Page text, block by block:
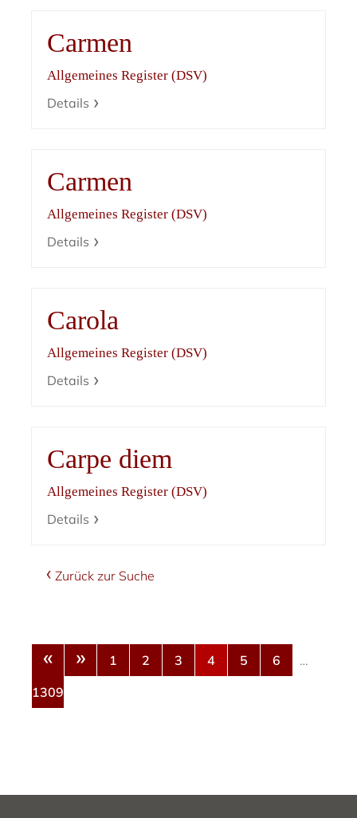
Carmen
Allgemeines Register (DSV)
Details
Carmen
Allgemeines Register (DSV)
Details
Carola
Allgemeines Register (DSV)
Details
Carpe diem
Allgemeines Register (DSV)
Details
Zurück zur Suche
« » 1 2 3 4 5 6
…
1309